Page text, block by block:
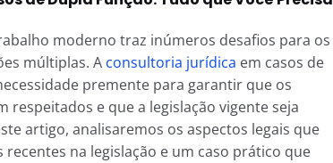
moderno traz inúmeros desafios para os
múltiplas. A consultoria jurídica em casos de
premente para garantir que os
e que a legislação vigente seja
artigo, analisaremos os aspectos legais que
na legislação e um caso prático que